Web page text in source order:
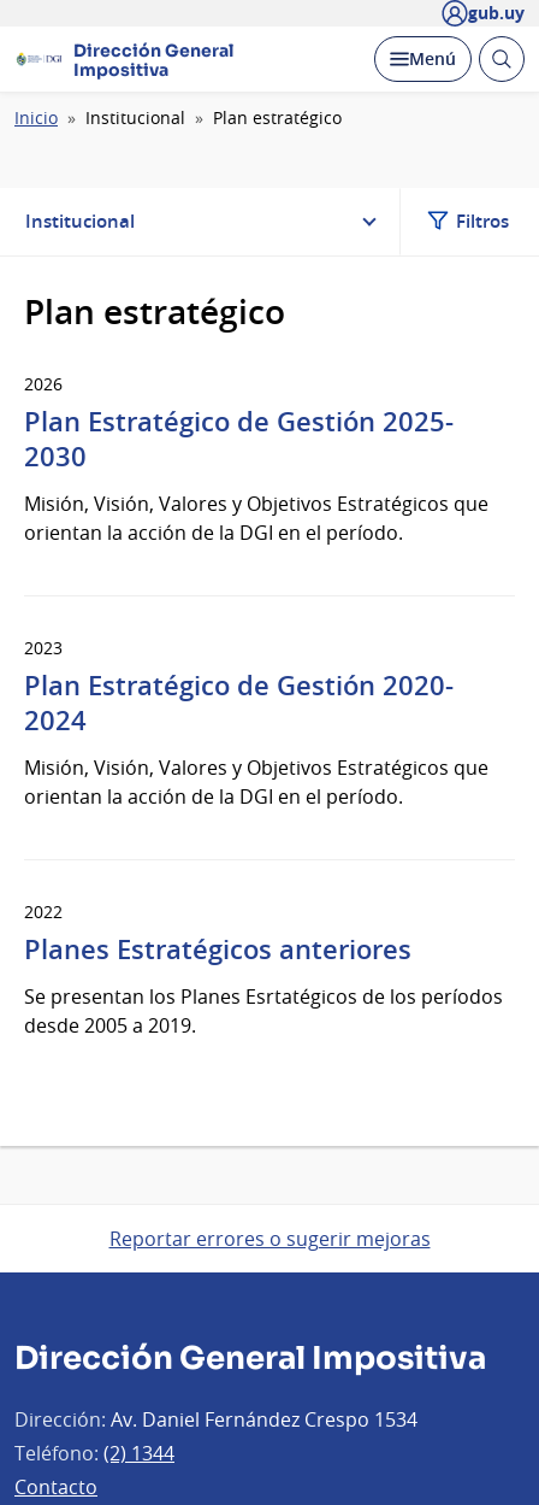
gub.uy
Dirección General
Impositiva
Desplegar
Menú Abrir
Ruta
Inicio Institucional Plan estratégico
Institucional Filtros
Plan estratégico
2026
Plan Estratégico de Gestión 2025-
2030
Misión, Visión, Valores y Objetivos Estratégicos que
orientan la acción de la DGI en el período.
2023
Plan Estratégico de Gestión 2020-
2024
Misión, Visión, Valores y Objetivos Estratégicos que
orientan la acción de la DGI en el período.
2022
Planes Estratégicos anteriores
Se presentan los Planes Esrtatégicos de los períodos
desde 2005 a 2019.
Reportar errores o sugerir mejoras
Dirección General Impositiva
Dirección: Av. Daniel Fernández Crespo 1534
Teléfono: (2) 1344
Contacto